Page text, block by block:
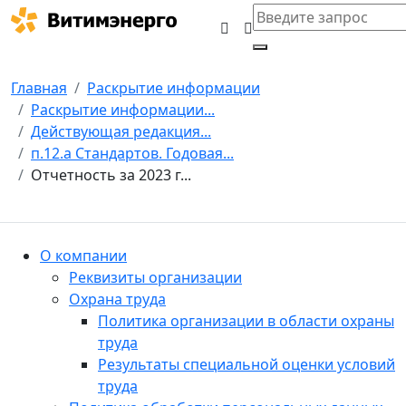
О компании
Реквизиты организации
Охрана труда
Политика организации в области охраны
труда
Результаты специальной оценки условий
труда
Главная
Раскрытие информации
Раскрытие информации...
Действующая редакция...
п.12.а Стандартов. Годовая...
Отчетность за 2023 г...